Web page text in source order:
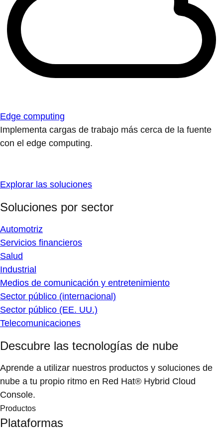
Edge computing
Implementa cargas de trabajo más cerca de la fuente
con el edge computing.
Explorar las soluciones
Soluciones por sector
Automotriz
Servicios financieros
Salud
Industrial
Medios de comunicación y entretenimiento
Sector público (internacional)
Sector público (EE. UU.)
Telecomunicaciones
Descubre las tecnologías de nube
Aprende a utilizar nuestros productos y soluciones de
nube a tu propio ritmo en Red Hat® Hybrid Cloud
Console.
Productos
Plataformas